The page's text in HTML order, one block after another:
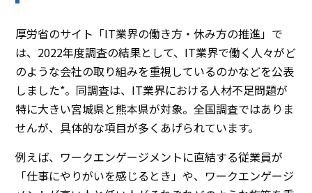
厚労省のサイト「IT業界の働き方・休み方の推進」で
は、2022年度調査の結果として、IT業界で働く人々がど
のような会社の取り組みを重視しているのかなどを公表
しました*。同調査は、IT業界における人材不足問題が
特に大きい宮城県と熊本県が対象。全国調査ではありま
せんが、具体的な項目が多くあげられています。
例えば、ワークエンゲージメントに直結する従業員が
「仕事にやりがいを感じるとき」や、ワークエンゲージ